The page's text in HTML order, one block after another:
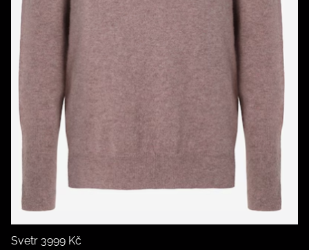
Svetr 3999 Kč